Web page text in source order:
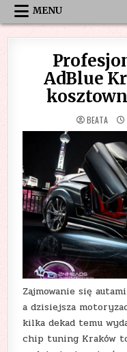
MENU
AdBlue
BEATA
Zajmowanie się
a dzisiejsza
kilka dekad temu
chip tuning Kraków